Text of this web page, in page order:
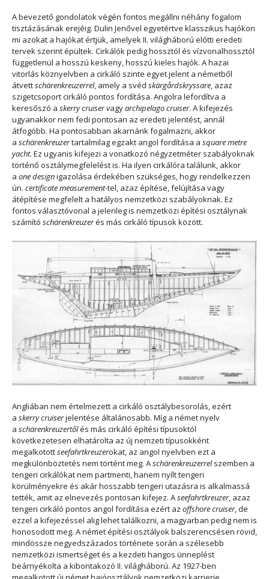
A bevezető gondolatok végén fontos megállni néhány fogalom
tisztázásának erejéig. Dulin Jenővel egyetértve klasszikus hajókon
mi azokat a hajókat értjük, amelyek II. világháború előtti eredeti
tervek szerint épültek. Cirkálók pedig hossztól és vízvonalhossztól
függetlenül a hosszú keskeny, hosszú kieles hajók. A hazai
vitorlás köznyelvben a cirkáló szinte egyet jelent a németből
átvettschärenkreuzerrel, amely a svéd skärgårdskryssare, azaz
szigetcsoport cirkáló pontos fordítása. Angolra lefordítva a
keresőszó a skerry cruiser vagyarchipelago cruiser. A kifejezés
ugyanakkor nem fedi pontosan az eredeti jelentést, annál
átfogóbb. Ha pontosabban akarnánk fogalmazni, akkor
a schärenkreuzertartalmilag egzakt angol fordítása a square metre
yacht. Ez ugyanis kifejezi a vonatkozó négyzetméter szabályoknak
történő osztálymegfelelést is. Ha ilyen cirkálóra találunk, akkor
a one designigazolása érdekében szükséges, hogy rendelkezzen
ún. certificate measurement-tel, azaz építése, felújítása vagy
átépítése megfelelt a hatályos nemzetközi szabályoknak. Ez
fontos választóvonal a jelenleg is nemzetközi építési osztálynak
számító schärenkreuzerés más cirkáló típusok között.
Angliában nem értelmezett a cirkáló osztálybesorolás, ezért
a skerry cruiserjelentése általánosabb. Míg a német nyelv
a schärenkreuzertőlés más cirkáló építési típusoktól
következetesen elhatárolta az új nemzeti típusokként
megalkotottseefahrtkreuzerokat, az angol nyelvben ezt a
megkülönböztetés nem történt meg. Aschärenkreuzerrelszemben a
tengeri cirkálókat nem partmenti, hanem nyílt tengeri
körülményekre és akár hosszabb tengeri utazásra is alkalmassá
tették, amit az elnevezés pontosan kifejez. Aseefahrtkreuzer, azaz
tengeri cirkáló pontos angol fordítása ezért az offshore cruiser, de
ezzel a kifejezéssel alig lehet találkozni, a magyarban pedig nem is
honosodott meg. A német építési osztályok balszerencsésen rövid,
mindössze negyedszázados története során a szélesebb
nemzetközi ismertséget és a kezdeti hangos ünneplést
beárnyékolta a kibontakozó II. világháború. Az 1927-ben